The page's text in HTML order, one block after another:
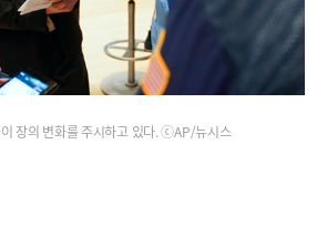
장의 변화를 주시하고 있다. ⓒAP/뉴시스